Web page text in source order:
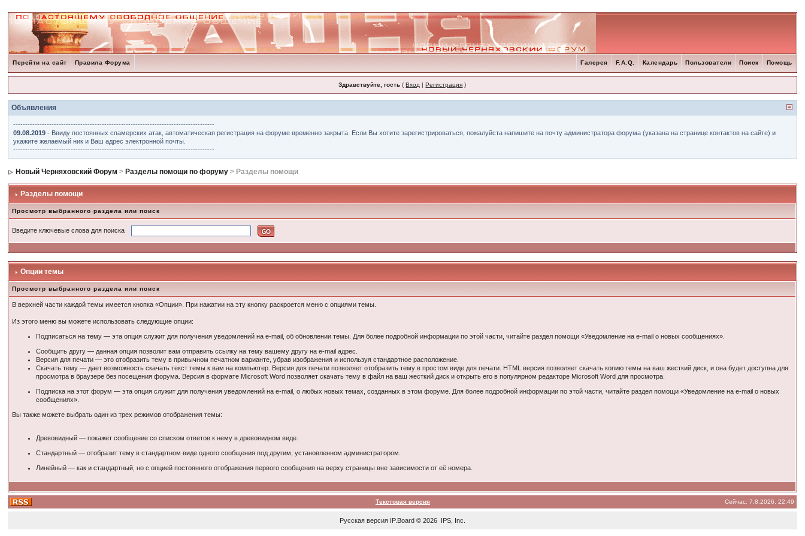
Перейти на сайт Правила Форума Помощь
Поиск
Пользователи
Календарь
F.A.Q.
Галерея
Здравствуйте, гость (Вход |Регистрация )
Объявления
------------------------------------------------------------------------------------
09.08.2019 - Ввиду постоянных спамерских атак, автоматическая регистрация на форуме временно закрыта. Если Вы хотите зарегистрироваться, пожалуйста напишите на почту администратора форума (указана на странице контактов на сайте) и
укажите желаемый ник и Ваш адрес электронной почты.
------------------------------------------------------------------------------------
Новый Черняховский Форум > Разделы помощи по форуму > Разделы помощи
Разделы помощи
Просмотр выбранного раздела или поиск
Введите ключевые слова для поиска
Опции темы
Просмотр выбранного раздела или поиск
В верхней части каждой темы имеется кнопка «Опции». При нажатии на эту кнопку раскроется меню с опциями темы.
Из этого меню вы можете использовать следующие опции:
Подписаться на тему — эта опция служит для получения уведомлений на e-mail, об обновлении темы. Для более подробной информации по этой части, читайте раздел помощи «Уведомление на e-mail о новых сообщениях».
Сообщить другу — данная опция позволит вам отправить ссылку на тему вашему другу на e-mail адрес.
Версия для печати — это отобразить тему в привычном печатном варианте, убрав изображения и используя стандартное расположение.
Скачать тему — дает возможность скачать текст темы к вам на компьютер. Версия для печати позволяет отобразить тему в простом виде для печати. HTML версия позволяет скачать копию темы на ваш жесткий диск, и она будет доступна для
просмотра в браузере без посещения форума. Версия в формате Microsoft Word позволяет скачать тему в файл на ваш жесткий диск и открыть его в популярном редакторе Microsoft Word для просмотра.
Подписка на этот форум — эта опция служит для получения уведомлений на e-mail, о любых новых темах, созданных в этом форуме. Для более подробной информации по этой части, читайте раздел помощи «Уведомление на e-mail о новых
сообщениях».
Вы также можете выбрать один из трех режимов отображения темы:
Древовидный — покажет сообщение со списком ответов к нему в древовидном виде.
Стандартный — отобразит тему в стандартном виде одного сообщения под другим, установленном администратором.
Линейный — как и стандартный, но с опцией постоянного отображения первого сообщения на верху страницы вне зависимости от её номера.
Текстовая версия Сейчас: 7.8.2026, 22:49
Русская версия IP.Board© 2026 IPS, Inc